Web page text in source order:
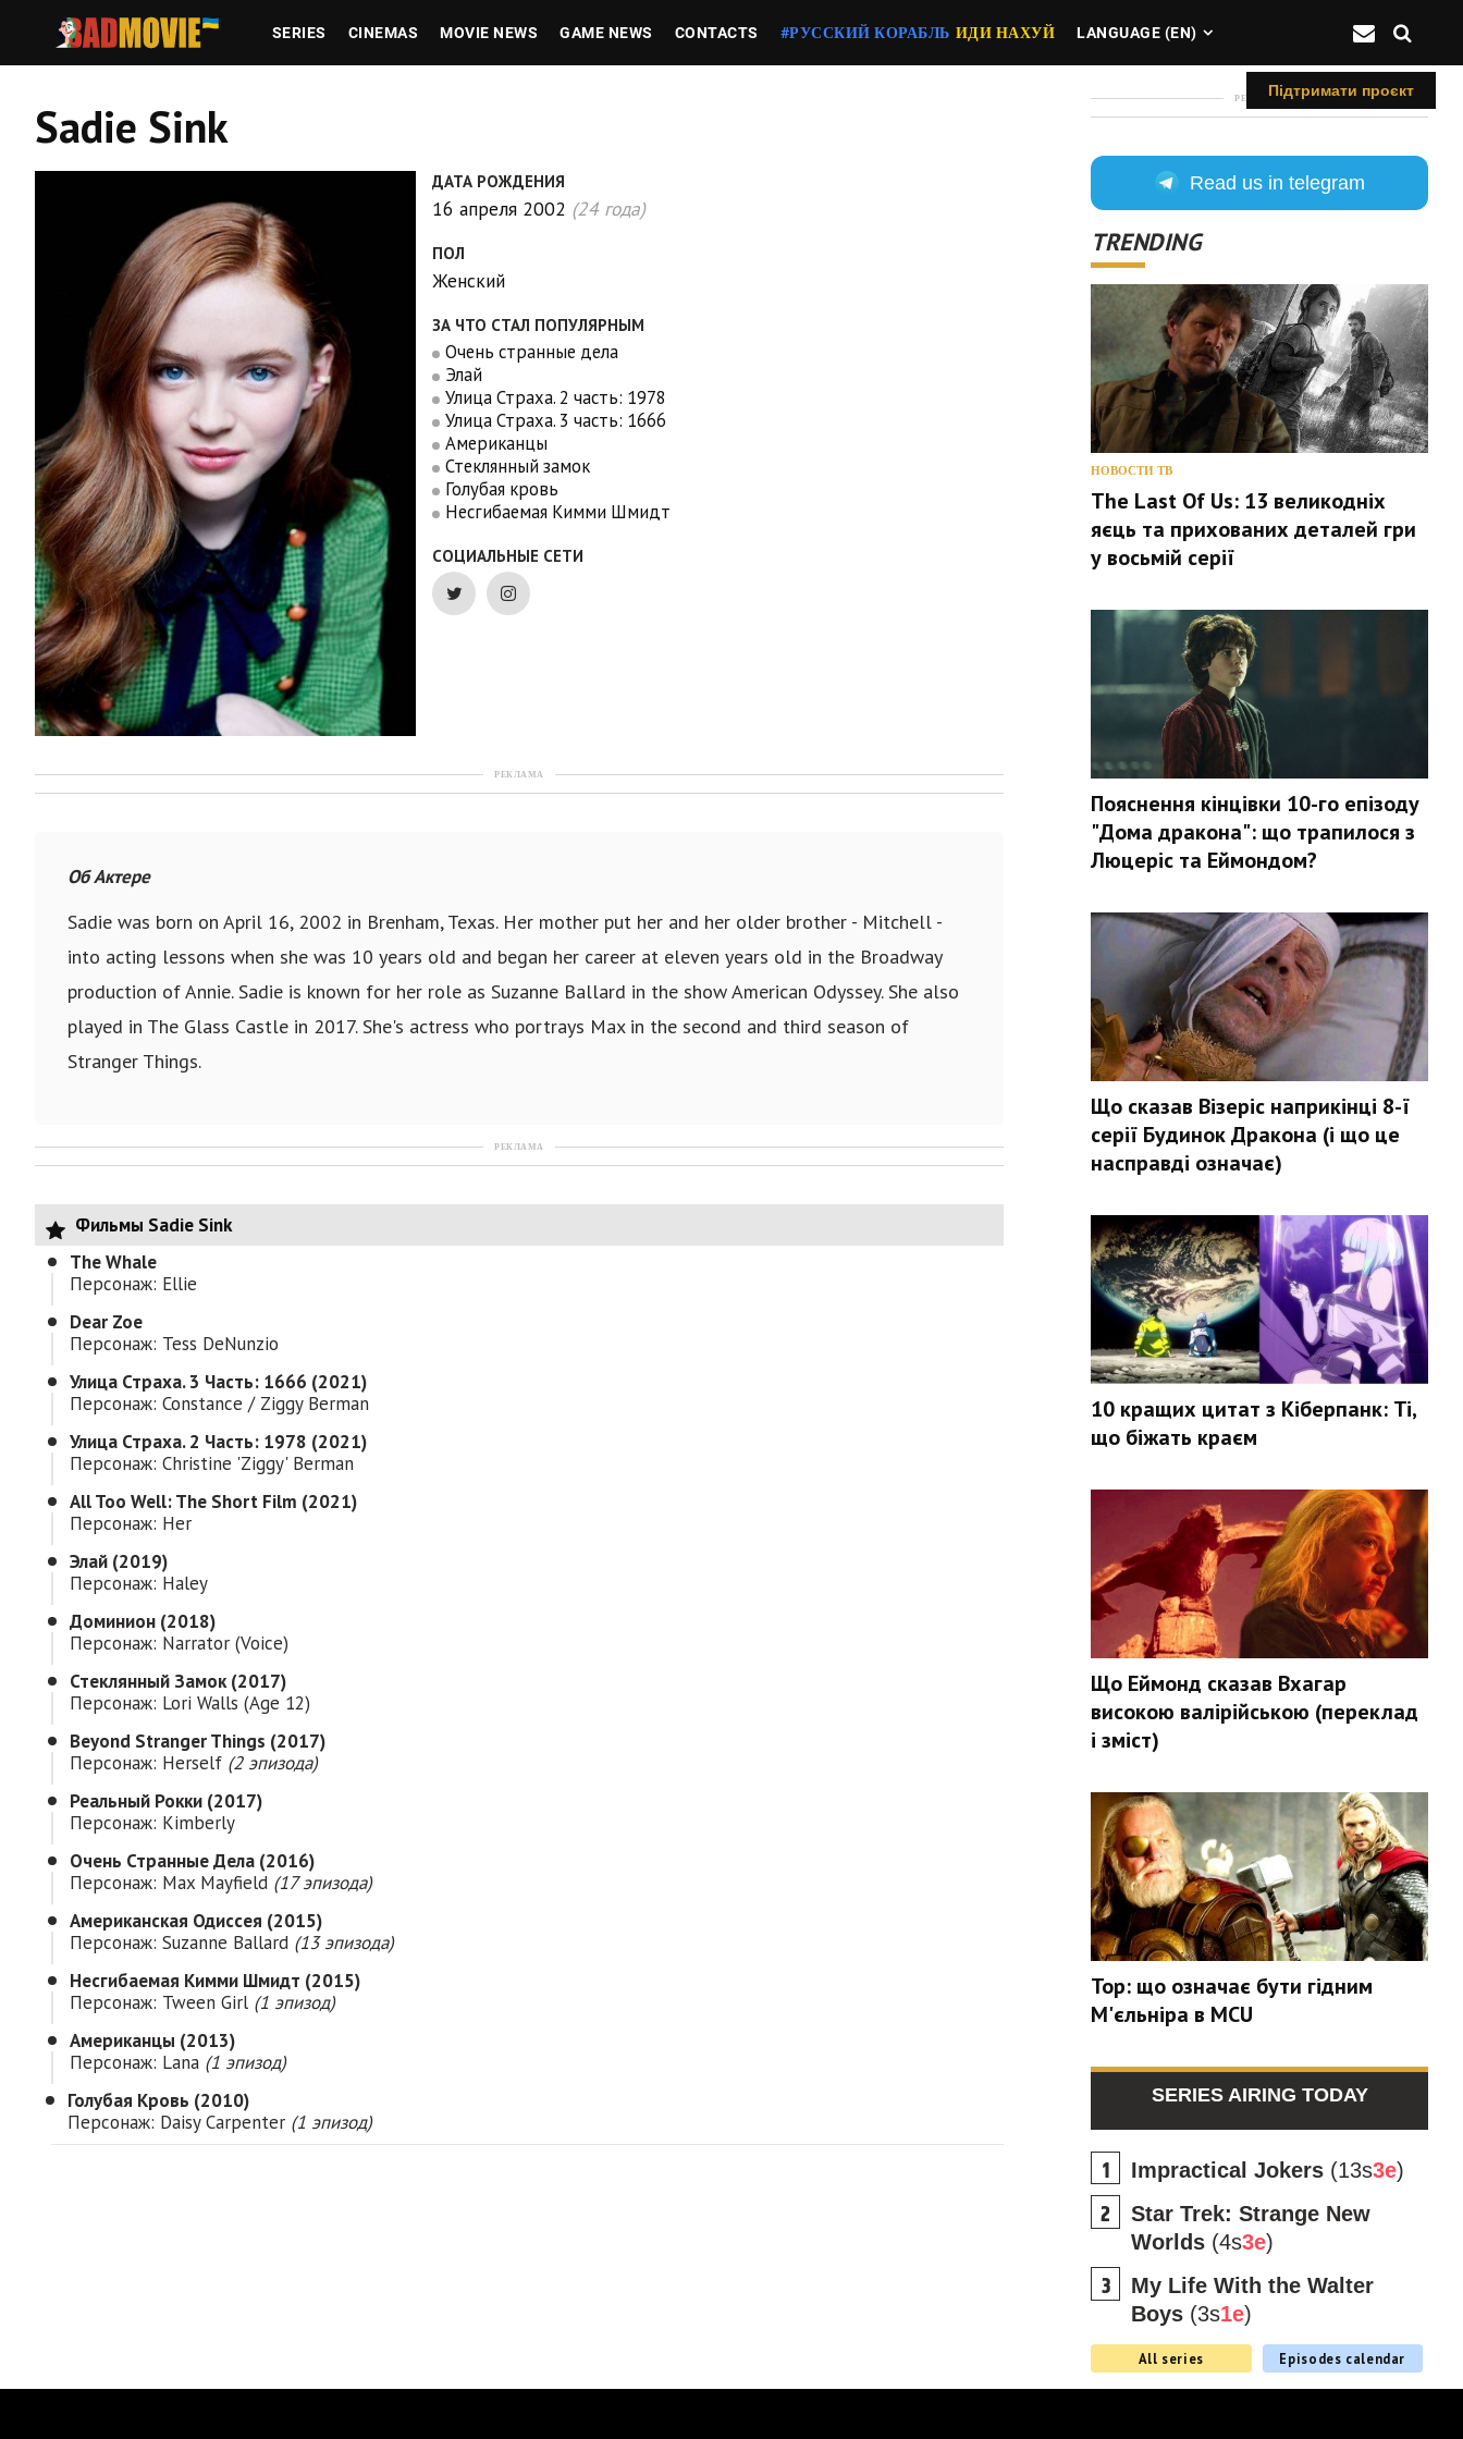
SERIES CINEMAS MOVIE NEWS GAME NEWS CONTACTS #РУССКИЙ КОРАБЛЬ ИДИ НАХУЙ LANGUAGE (EN)
Підтримати проєкт
Sadie Sink
ДАТА РОЖДЕНИЯ
16 апреля 2002 (24 года)
ПОЛ
Женский
ЗА ЧТО СТАЛ ПОПУЛЯРНЫМ
Очень странные дела
Элай
Улица Страха. 2 часть: 1978
Улица Страха. 3 часть: 1666
Американцы
Стеклянный замок
Голубая кровь
Несгибаемая Кимми Шмидт
СОЦИАЛЬНЫЕ СЕТИ
РЕКЛАМА
Об Актере
Sadie was born on April 16, 2002 in Brenham, Texas. Her mother put her and her older brother - Mitchell -
into acting lessons when she was 10 years old and began her career at eleven years old in the Broadway
production of Annie. Sadie is known for her role as Suzanne Ballard in the show American Odyssey. She also
played in The Glass Castle in 2017. She's actress who portrays Max in the second and third season of
Stranger Things.
РЕКЛАМА
Фильмы Sadie Sink
The Whale
Персонаж: Ellie
Dear Zoe
Персонаж: Tess DeNunzio
Улица Страха. 3 Часть: 1666 (2021)
Персонаж: Constance / Ziggy Berman
Улица Страха. 2 Часть: 1978 (2021)
Персонаж: Christine 'Ziggy' Berman
All Too Well: The Short Film (2021)
Персонаж: Her
Элай (2019)
Персонаж: Haley
Доминион (2018)
Персонаж: Narrator (voice)
Стеклянный Замок (2017)
Персонаж: Lori Walls (Age 12)
Beyond Stranger Things (2017)
Персонаж: Herself (2 эпизода)
Реальный Рокки (2017)
Персонаж: Kimberly
Очень Странные Дела (2016)
Персонаж: Max Mayfield (17 эпизода)
Американская Одиссея (2015)
Персонаж: Suzanne Ballard (13 эпизода)
Несгибаемая Кимми Шмидт (2015)
Персонаж: Tween Girl (1 эпизод)
Американцы (2013)
Персонаж: Lana (1 эпизод)
Голубая Кровь (2010)
Персонаж: Daisy Carpenter (1 эпизод)
РЕКЛАМА
Read us in telegram
TRENDING
НОВОСТИ ТВ
The Last Of Us: 13 великодніх
яєць та прихованих деталей гри
у восьмій серії
Пояснення кінцівки 10-го епізоду
"Дома дракона": що трапилося з
Люцеріс та Еймондом?
Що сказав Візеріс наприкінці 8-ї
серії Будинок Дракона (і що це
насправді означає)
10 кращих цитат з Кіберпанк: Ті,
що біжать краєм
Що Еймонд сказав Вхагар
високою валірійською (переклад
і зміст)
Тор: що означає бути гідним
М'єльніра в MCU
SERIES AIRING TODAY
Impractical Jokers (13s3e)
Star Trek: Strange New
Worlds (4s3e)
My Life With the Walter
Boys (3s1e)
All series Episodes calendar